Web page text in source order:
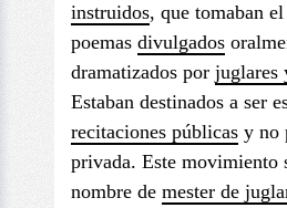
instruidos, que tomaban
poemas divulgados
dramatizados por juglares
Estaban destinados a ser
recitaciones públicas y no
privada. Este movimiento
nombre de mester de